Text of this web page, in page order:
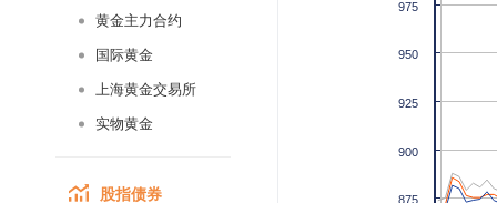
黄金主力合约
国际黄金
上海黄金交易所
实物黄金
股指债券 875
900
925
950
975